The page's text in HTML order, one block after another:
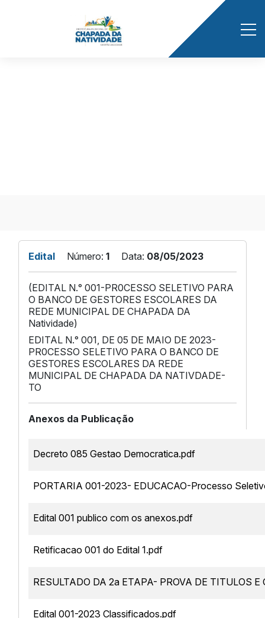
Edital Número: 1 Data: 08/05/2023
(EDITAL N.° 001-PR0CESSO SELETIVO PARA
O BANCO DE GESTORES ESCOLARES DA
REDE MUNICIPAL DE CHAPADA DA
Natividade)
EDITAL N.° 001, DE 05 DE MAIO DE 2023-
PR0CESSO SELETIVO PARA O BANCO DE
GESTORES ESCOLARES DA REDE
MUNICIPAL DE CHAPADA DA NATIVDADE-
TO
Anexos da Publicação
Decreto 085 Gestao Democratica.pdf
PORTARIA 001-2023- EDUCACAO-Processo
Edital 001 publico com os anexos.pdf
Retificacao 001 do Edital 1.pdf
RESULTADO DA 2a ETAPA- PROVA DE TITULOS E
Edital 001-2023 Classificados.pdf